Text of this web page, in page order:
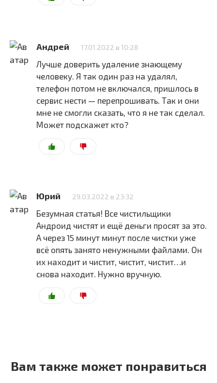
Андрей 17.01.2022 в 10:28
Лучше доверить удаление знающему
человеку. Я так один раз на удалял,
телефон потом не включался, пришлось в
сервис нести — перепрошивать. Так и они
мне не смогли сказать, что я не так сделал.
Может подскажет кто?
Юрий 29.03.2022 в 23:32
Безумная статья! Все чистильщики
Андроид чистят и ещё деньги просят за это.
А через 15 минут минут после чистки уже
всё опять занято ненужными файлами. Он
их находит и чистит, чистит, чистит…и
снова находит. Нужно вручную.
Вам также может понравиться